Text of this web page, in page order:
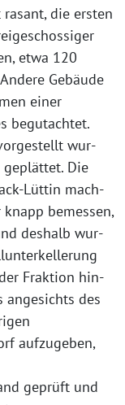
die ers­ten
etwa 120
Gebäude
einer
begut­ach­tet.
wur­
Die
Lüttin mach­
bemes­sen,
des­halb wur­
Fraktion hin­
des
auf­zu­ge­ben,
geprüft und